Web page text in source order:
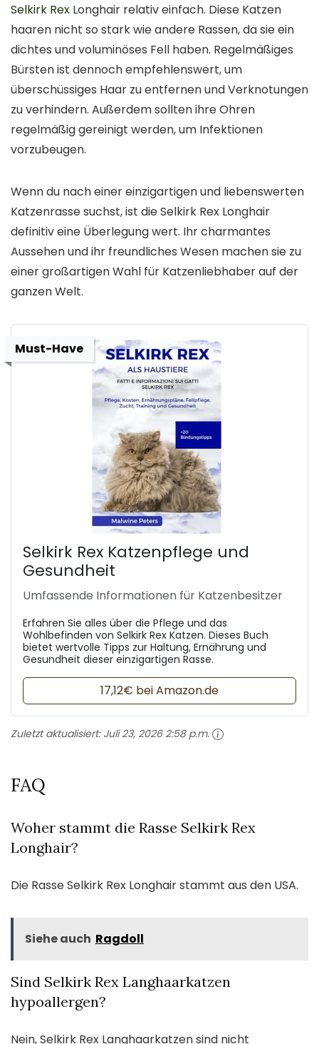
Selkirk Rex Longhair relativ einfach. Diese Katzen
haaren nicht so stark wie andere Rassen, da sie ein
dichtes und voluminöses Fell haben. Regelmäßiges
Bürsten ist dennoch empfehlenswert, um
überschüssiges Haar zu entfernen und Verknotungen
zu verhindern. Außerdem sollten ihre Ohren
regelmäßig gereinigt werden, um Infektionen
vorzubeugen.
Wenn du nach einer einzigartigen und liebenswerten
Katzenrasse suchst, ist die Selkirk Rex Longhair
definitiv eine Überlegung wert. Ihr charmantes
Aussehen und ihr freundliches Wesen machen sie zu
einer großartigen Wahl für Katzenliebhaber auf der
ganzen Welt.
Must-Have
Selkirk Rex Katzenpflege und
Gesundheit
Umfassende Informationen für Katzenbesitzer
Erfahren Sie alles über die Pflege und das
Wohlbefinden von Selkirk Rex Katzen. Dieses Buch
bietet wertvolle Tipps zur Haltung, Ernährung und
Gesundheit dieser einzigartigen Rasse.
17,12€ bei Amazon.de
Zuletzt aktualisiert: Juli 23, 2026 2:58 p.m.
FAQ
Woher stammt die Rasse Selkirk Rex
Longhair?
Die Rasse Selkirk Rex Longhair stammt aus den USA.
Siehe auch Ragdoll
Sind Selkirk Rex Langhaarkatzen
hypoallergen?
Nein, Selkirk Rex Langhaarkatzen sind nicht